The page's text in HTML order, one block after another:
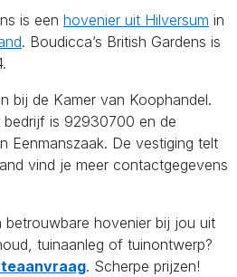
is een hovenier uit Hilversum in
. Boudicca’s British Gardens is
bij de Kamer van Koophandel.
bedrijf is 92930700 en de
Eenmanszaak. De vestiging telt
vind je meer contactgegevens
hovenier bij jou uit
tuinaanleg of tuinontwerp?
. Scherpe prijzen!